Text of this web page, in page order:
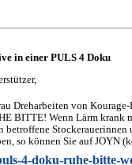
in einer PULS 4 Doku
Dreharbeiten von
BITTE! Wenn Lärm krank
betroffene
so können Sie auf JOYN
4-doku-ruhe-bitte-